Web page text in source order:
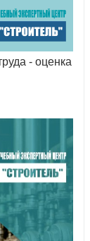
- оценка